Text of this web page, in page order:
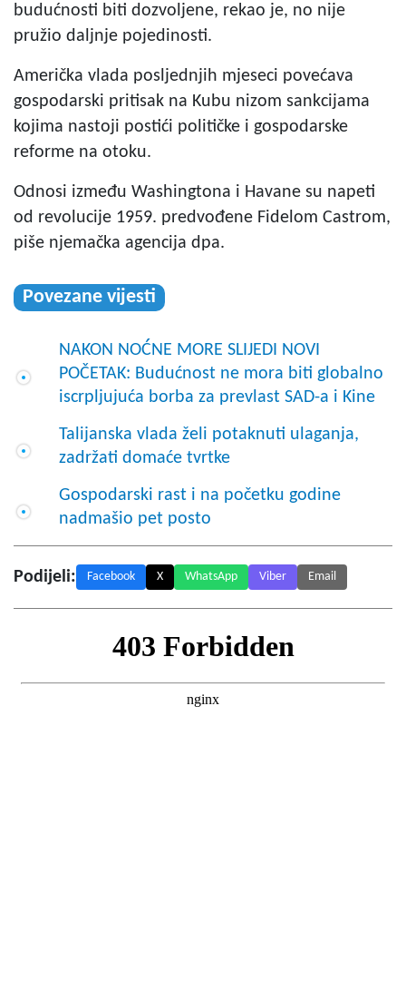
budućnosti biti dozvoljene, rekao je, no nije
pružio daljnje pojedinosti.
Američka vlada posljednjih mjeseci povećava
gospodarski pritisak na Kubu nizom sankcijama
kojima nastoji postići političke i gospodarske
reforme na otoku.
Odnosi između Washingtona i Havane su napeti
od revolucije 1959. predvođene Fidelom Castrom,
piše njemačka agencija dpa.
Povezane vijesti
NAKON NOĆNE MORE SLIJEDI NOVI
POČETAK: Budućnost ne mora biti globalno
iscrpljujuća borba za prevlast SAD-a i Kine
Talijanska vlada želi potaknuti ulaganja,
zadržati domaće tvrtke
Gospodarski rast i na početku godine
nadmašio pet posto
Podijeli: Facebook X WhatsApp Viber Email